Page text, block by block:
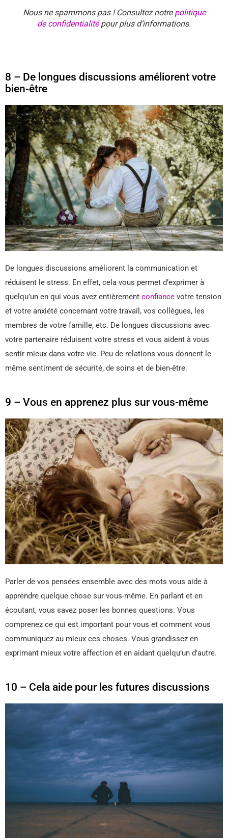
Nous ne spammons pas ! Consultez notrepolitique
de confidentialitépour plus d’informations.
8 – De longues discussions améliorent votre
bien-être
De longues discussions améliorent la communication et
réduisent le stress. En effet, cela vous permet d’exprimer à
quelqu’un en qui vous avez entièrement confiance votre tension
et votre anxiété concernant votre travail, vos collègues, les
membres de votre famille, etc. De longues discussions avec
votre partenaire réduisent votre stress et vous aident à vous
sentir mieux dans votre vie. Peu de relations vous donnent le
même sentiment de sécurité, de soins et de bien-être.
9 – Vous en apprenez plus sur vous-même
Parler de vos pensées ensemble avec des mots vous aide à
apprendre quelque chose sur vous-même. En parlant et en
écoutant, vous savez poser les bonnes questions. Vous
comprenez ce qui est important pour vous et comment vous
communiquez au mieux ces choses. Vous grandissez en
exprimant mieux votre affection et en aidant quelqu’un d’autre.
10 – Cela aide pour les futures discussions